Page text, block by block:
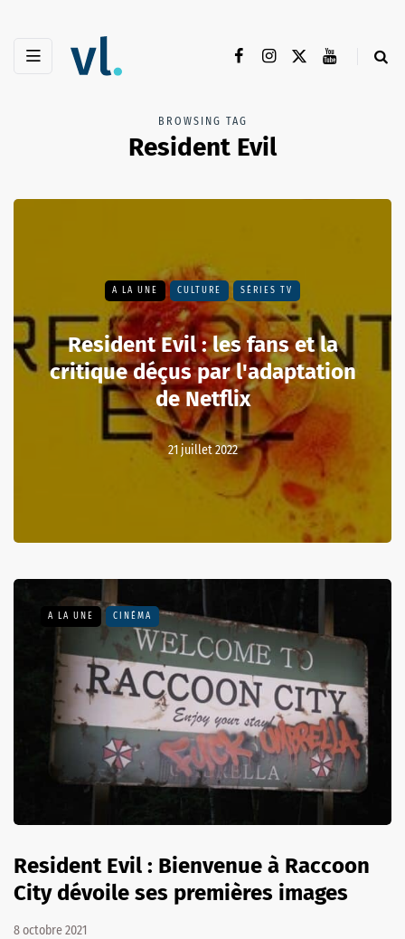
BROWSING TAG
Resident Evil
A LA UNE CULTURE SÉRIES TV
Resident Evil : les fans et la
critique déçus par l'adaptation
de Netflix
21 juillet 2022
A LA UNE CINÉMA
Resident Evil : Bienvenue à Raccoon
City dévoile ses premières images
8 octobre 2021